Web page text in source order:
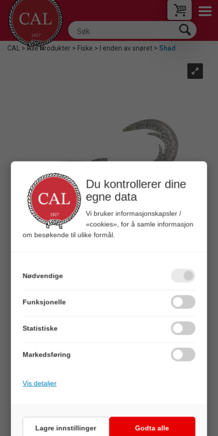
CAL >Alle Produkter>Fiske> I enden av snøret>Shad
Headbanger FireTail v2
Varenr:106267
BESKRIVELSE
Du kontrollerer dine
egne data
Vi bruker informasjonskapsler /
«cookies», for å samle informasjon
om besøkende til ulike formål.
Nødvendige
Funksjonelle
Statistiske
Markedsføring
Vis detaljer
Lagre innstillinger Godta alle